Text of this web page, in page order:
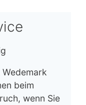
beim
wenn Sie